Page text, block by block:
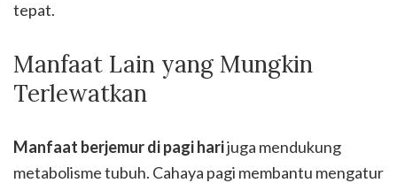
tepat.
Manfaat Lain yang Mungkin
Terlewatkan
Manfaat berjemur di pagi harijuga mendukung
metabolisme tubuh. Cahaya pagi membantu mengatur